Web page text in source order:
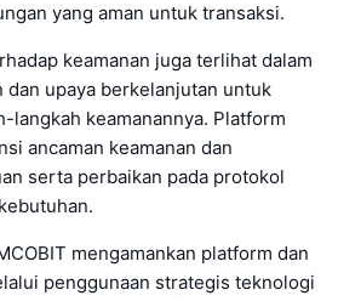
yang aman untuk transaksi.
keamanan juga terlihat dalam
dan upaya berkelanjutan untuk
langkah keamanannya. Platform
ancaman keamanan dan
serta perbaikan pada protokol
mengamankan platform dan
penggunaan strategis teknologi